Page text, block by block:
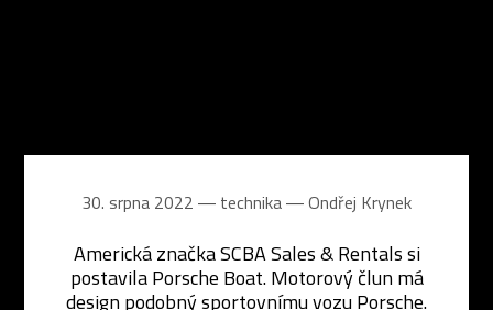
30. srpna 2022 ― technika ―Ondřej Krynek
Americká značka SCBA Sales & Rentals si
postavila Porsche Boat. Motorový člun má
design podobný sportovnímu vozu Porsche.